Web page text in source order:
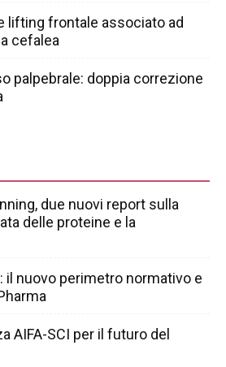
lifting frontale associato ad
cefalea
palpebrale: doppia correzione
due nuovi report sulla
delle proteine e la
il nuovo perimetro normativo e
AIFA-SCI per il futuro del